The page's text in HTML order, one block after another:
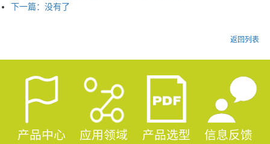
下一篇： 没有了
返回列表
产品中心 应用领域 产品选型 信息反馈